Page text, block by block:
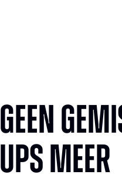
Geen
ups meer